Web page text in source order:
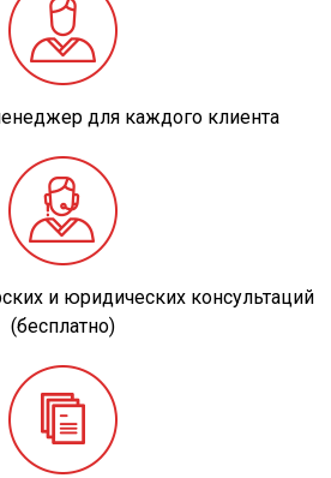
для каждого клиента
и юридических консультаций
(бесплатно)